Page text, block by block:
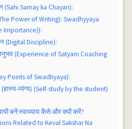
(Sahi Samay ka Chayan):
Power of Writing): Swadhyyaya
Importance)):
(Digital Discipline):
(Experience of Satyam Coaching
Points of Swadhyaya):
(हास्य-व्यंग्य) (Self-study by the student)
बनें:स्वाध्याय कैसे और क्यों करें?
Related to Keval Sakshar Na